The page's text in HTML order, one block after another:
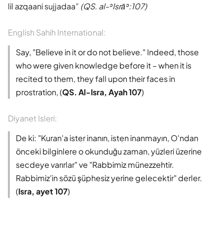
lil azqaani sujjadaa (QS. al-ʾIsrāʾ:107)
English Sahih International:
Say, "Believe in it or do not believe." Indeed, those
who were given knowledge before it – when it is
recited to them, they fall upon their faces in
prostration, (QS. Al-Isra, Ayah 107)
Diyanet Isleri:
De ki: "Kuran'a ister inanın, isten inanmayın, O'ndan
önceki bilginlere o okunduğu zaman, yüzleri üzerine
secdeye varırlar" ve "Rabbimiz münezzehtir.
Rabbimiz'in sözü şüphesiz yerine gelecektir" derler.
(Isra, ayet 107)